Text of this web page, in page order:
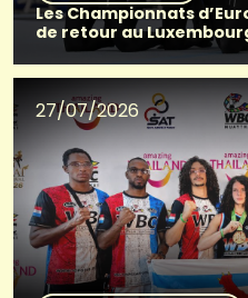
Les Championnats
de retour au
27/07/2026